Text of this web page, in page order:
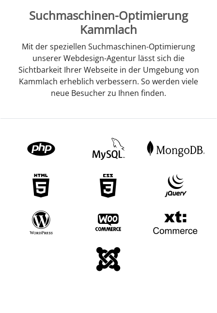
Suchmaschinen-Optimierung
Kammlach
Mit der speziellen Suchmaschinen-Optimierung
unserer Webdesign-Agentur lässt sich die
Sichtbarkeit Ihrer Webseite in der Umgebung von
Kammlach erheblich verbessern. So werden viele
neue Besucher zu Ihnen finden.